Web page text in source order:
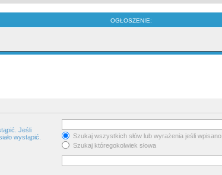
OGŁOSZENIE:
Jeśli
wystąpić.
Szukaj wszystkich słów lub wyrażenia jeśli wpisano
Szukaj któregokolwiek słowa